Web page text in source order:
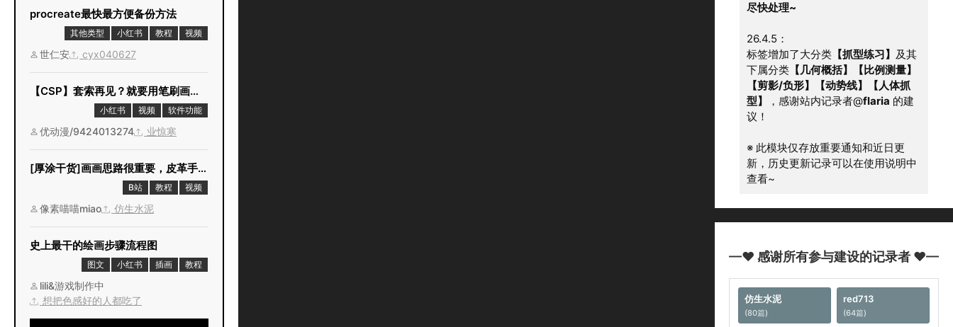
procreate最快最方便备份方法
其他类型 小红书 教程 视频
世仁安 cyx040627
【CSP】套索再见？就要用笔刷画选区！
小红书 视频 软件功能
优动漫/9424013274 业惊寒
[厚涂干货]画画思路很重要，皮革手套这样画！
B站 教程 视频
像素喵喵miao 仿生水泥
史上最干的绘画步骤流程图
图文 小红书 插画 教程
lili&游戏制作中
想把色感好的人都吃了
尽快处理~
26.4.5：
标签增加了大分类 【抓型练习】 及其
下属分类 【几何概括】【比例测量】
【剪影/负形】【动势线】【人体抓
型】
，感谢站内记录者@flaria 的建
议！
※ 此模块仅存放重要通知和近日更
新，历史更新记录可以在使用说明中
查看~
—♥ 感谢所有参与建设的记录者 ♥—
仿生水泥
(80篇)
red713
(64篇)